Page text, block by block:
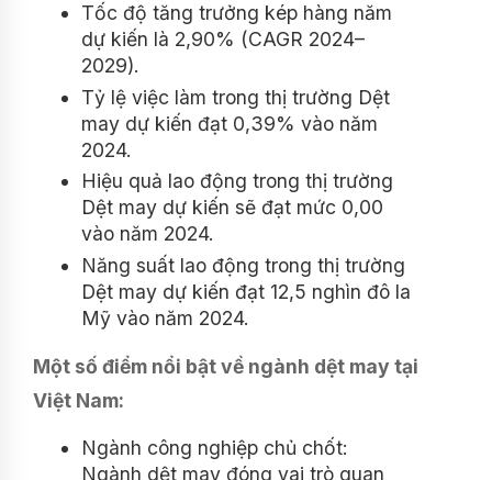
Tốc độ tăng trưởng kép hàng năm
dự kiến ​​là 2,90% (CAGR 2024–
2029).
Tỷ lệ việc làm trong thị trường Dệt
may dự kiến ​​đạt 0,39% vào năm
2024.
Hiệu quả lao động trong thị trường
Dệt may dự kiến ​​sẽ đạt mức 0,00
vào năm 2024.
Năng suất lao động trong thị trường
Dệt may dự kiến ​​đạt 12,5 nghìn đô la
Mỹ vào năm 2024.
Một số điểm nổi bật về ngành dệt may tại
Việt Nam:
Ngành công nghiệp chủ chốt:
Ngành dệt may đóng vai trò quan